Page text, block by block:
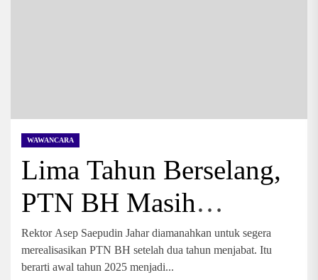
WAWANCARA
Lima Tahun Berselang,
PTN BH Masih
Berjuang
Rektor Asep Saepudin Jahar diamanahkan untuk segera
merealisasikan PTN BH setelah dua tahun menjabat. Itu
berarti awal tahun 2025 menjadi...